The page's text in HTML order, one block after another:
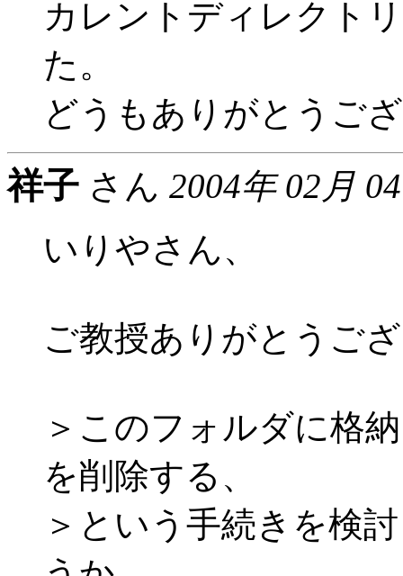
カレントディレクト
た。
どうもありがとうご
祥子 さん 2004年 02月
いりやさん、
ご教授ありがとうご
＞このフォルダに格
を削除する、
＞という手続きを検